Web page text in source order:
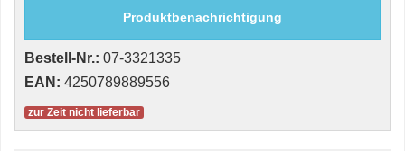
Produktbenachrichtigung
Bestell-Nr.: 07-3321335
EAN: 4250789889556
zur Zeit nicht lieferbar